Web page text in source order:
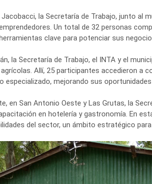
Jacobacci, la Secretaría de Trabajo, junto al
Un total de 32 personas
clave para potenciar sus
la Secretaría de Trabajo, el INTA y el
Allí, 25 participantes accedieron a
especializado, mejorando sus
en San Antonio Oeste y Las Grutas, la
en hotelería y gastronomía. En
del sector, un ámbito estratégico